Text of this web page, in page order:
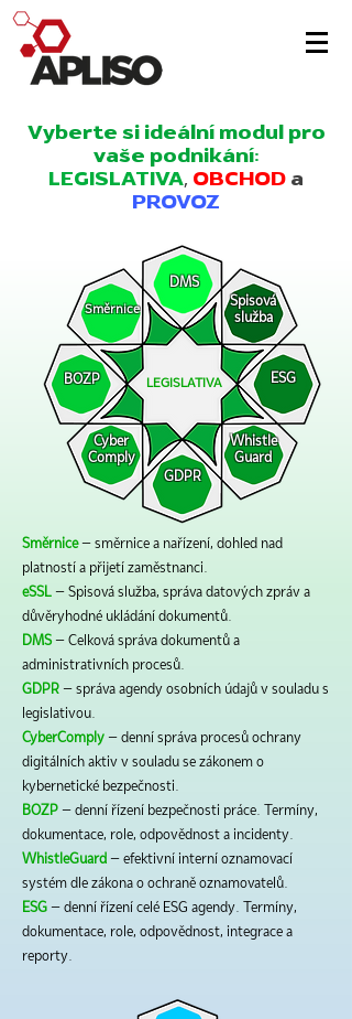
Vyberte si ideální modul pro
vaše podnikání:
LEGISLATIVA, OBCHOD a
PROVOZ
LEGISLATIVA
DMS
Spisová
služba
ESG
Whistle
Guard
GDPR
Směrnice
BOZP
Cyber
Comply
Směrnice– směrnice a nařízení, dohled nad
platností a přijetí zaměstnanci.
eSSL – Spisová služba, správa datových zpráv a
důvěryhodné ukládání dokumentů.
DMS– Celková správa dokumentů a
administrativních procesů.
GDPR – správa agendy osobních údajů v souladu s
legislativou.
CyberComply – denní správa procesů ochrany
digitálních aktiv v souladu se zákonem o
kybernetické bezpečnosti.
BOZP – denní řízení bezpečnosti práce. Termíny,
dokumentace, role, odpovědnost a incidenty.
WhistleGuard – efektivní interní oznamovací
systém dle zákona o ochraně oznamovatelů.
ESG – denní řízení celé ESG agendy. Termíny,
dokumentace, role, odpovědnost, integrace a
reporty.